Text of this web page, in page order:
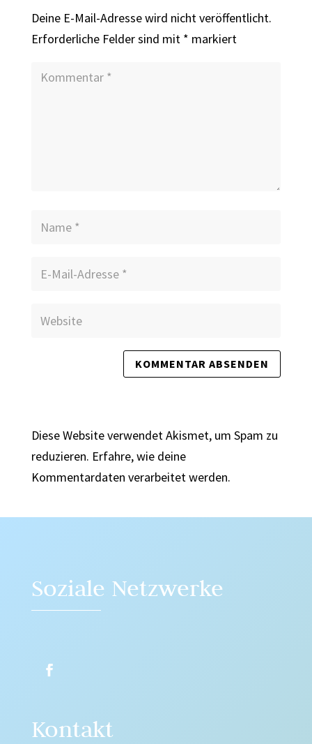
Deine E-Mail-Adresse wird nicht veröffentlicht.
Erforderliche Felder sind mit * markiert
Diese Website verwendet Akismet, um Spam zu
reduzieren. Erfahre, wie deine
Kommentardaten verarbeitet werden.
Soziale Netzwerke
Kontakt